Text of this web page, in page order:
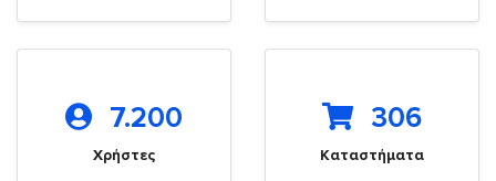
7.200
Χρήστες
306
Καταστήματα